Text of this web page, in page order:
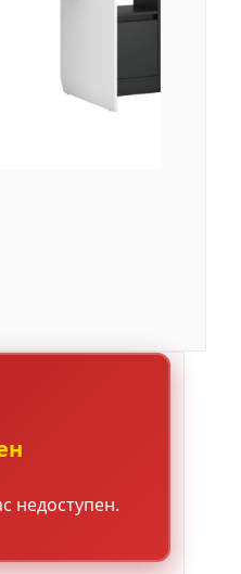
недоступен.